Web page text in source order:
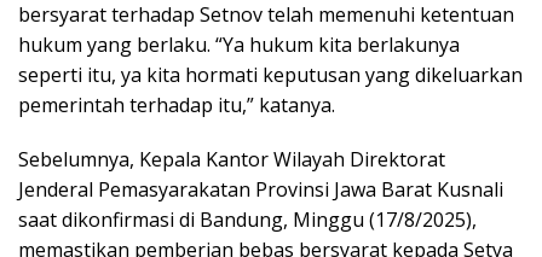
bersyarat terhadap Setnov telah memenuhi ketentuan
hukum yang berlaku. “Ya hukum kita berlakunya
seperti itu, ya kita hormati keputusan yang dikeluarkan
pemerintah terhadap itu,” katanya.
Sebelumnya, Kepala Kantor Wilayah Direktorat
Jenderal Pemasyarakatan Provinsi Jawa Barat Kusnali
saat dikonfirmasi di Bandung, Minggu (17/8/2025),
memastikan pemberian bebas bersyarat kepada Setya